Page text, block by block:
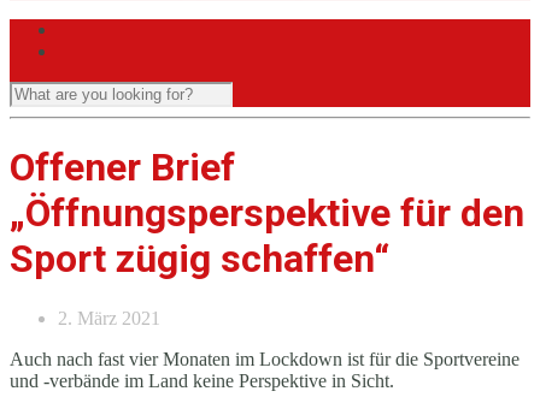
Offener Brief
„Öffnungsperspektive für den
Sport zügig schaffen“
2. März 2021
Auch nach fast vier Monaten im Lockdown ist für die Sportvereine
und -verbände im Land keine Perspektive in Sicht.